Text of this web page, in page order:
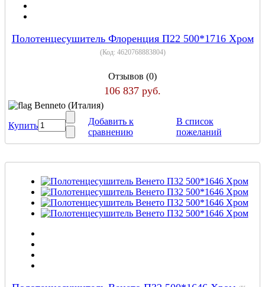
Полотенцесушитель Флоренция П22 500*1716 Хром
(Код: 4620768883804)
Отзывов (0)
106 837 руб.
Benneto (Италия)
Купить
Добавить к
сравнению
В список
пожеланий